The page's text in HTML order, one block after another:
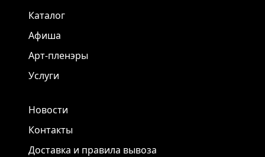
Каталог
Афиша
Арт-пленэры
Услуги
Новости
Контакты
Доставка и правила вывоза